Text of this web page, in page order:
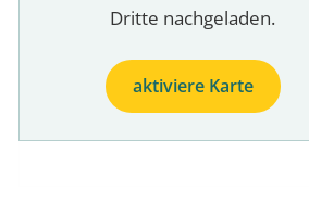
Dritte nachgeladen.
aktiviere Karte